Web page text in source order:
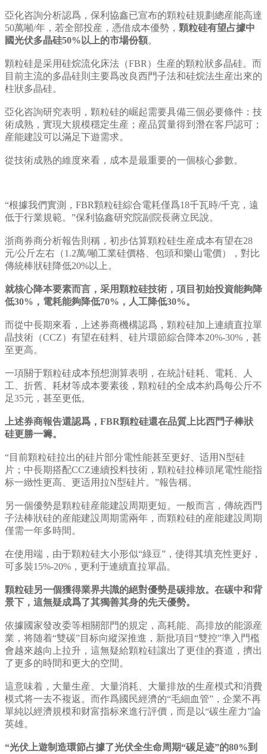
亞化咨詢分析認爲，保利協鑫已宣布的顆粒硅規劃總産能高達
50萬噸/年，若全部投産，憑借成本優勢， 顆粒硅有望占據中
國光伏多晶硅50%以上的市場份額。
顆粒硅是采用硅烷流化床法（FBR）生産的顆粒狀多晶硅。而
目前主流的多晶硅則主要爲改良西門子法和硅烷法生産出來的
柱狀多晶硅。
亞化咨詢研究表明，顆粒硅的崛起需要具備三個必要條件：技
術成熟，實現大規模穩定生産；産品質量得到潛在客戶認可；
産能建設可以滿足下遊需求。
從技術成熟的維度來看，成本是最重要的一個核心參數。
“根據我們實測，FBR顆粒硅綜合電耗僅爲18千瓦時/千克，遠
低于行業規範。”保利協鑫研究院副院長蔣立民說。
浙商券商分析報告則稱，初步估算顆粒硅生産成本有望在28
元/公斤左右（1.2萬/噸工業硅價格、包頭和樂山電價），對比
傳統棒狀硅降低20%以上。
就核心降本要素而言，采用顆粒硅技術，項目初始投資能夠降
低30%，電耗能夠降低70%，人工降低30%。
而從中長期來看，上述券商機構認爲，顆粒硅加上連續直拉單
晶技術（CCZ）有望在硅料、硅片環節綜合降本20%-30%，甚
至更高。
一項關于顆粒硅成本預想測算表明，在統計硅耗、電耗、人
工、折舊、耗材等成本要素後，顆粒硅的全成本約爲每公斤不
足35元，甚至更低。
上述券商報告還認爲，FBR顆粒硅還在品質上比西門子棒狀
硅更勝一籌。
“目前顆粒硅拉出的硅片部分電性能甚至更好、适用N型硅
片；中長期搭配CCZ連續投料技術，顆粒硅拉棒頭尾電性能指
标一緻性更高、更适用拉N型硅片。”報告稱。
另一個優勢是顆粒硅産能建設周期更短。一般而言，傳統西門
子法棒狀硅的産能建設周期需兩年，而顆粒硅的産能建設周期
僅需一年多時間。
在使用端，由于顆粒硅大小形似“綠豆”，使得其填充性更好，
可多裝15%-20%，更利于連續直拉單晶。
顆粒硅另一個獲得業界共識的絕對優勢是碳排放。在碳中和背
景下，這無疑成爲了其獨善其身的先天優勢。
依據國家發改委等相關部門的規定，高耗能、高排放的能源産
業，将随着“雙碳”目标向縱深推進，新批項目“雙控”準入門檻
會越來越向上拉升，這無疑給顆粒硅讓出了更佳的賽道，擠出
了更多的時間和更大的空間。
這意味着，大量生産、大量消耗、大量排放的生産模式和消費
模式将一去不複返。而作爲國民經濟的“毛細血管”，企業不再
單純以經濟規模和财富指标來進行評價，而是以“碳生産力”論
英雄。
“光伏上遊制造環節占據了光伏全生命周期“碳足迹”的80%到